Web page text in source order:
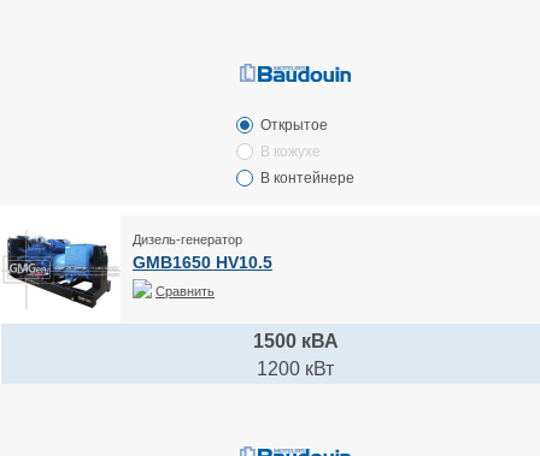
Открытое
В кожухе
В контейнере
Дизель-генератор
GMB1650 HV10.5
Сравнить
1500 кВА
1200 кВт